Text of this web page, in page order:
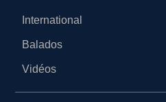
International
Balados
Vidéos